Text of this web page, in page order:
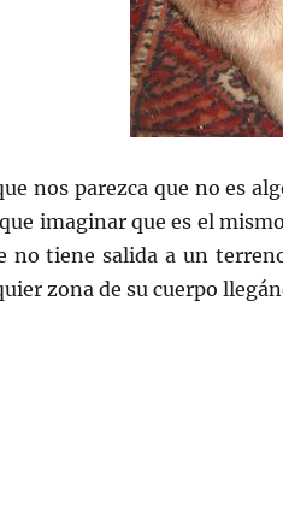
nos parezca que no es
imaginar que es el
no tiene salida a un
zona de su cuerpo